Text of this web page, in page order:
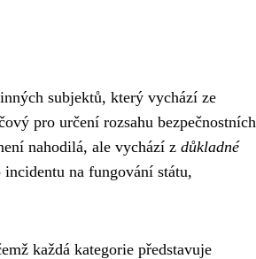
subjektů, který vychází ze
pro určení rozsahu bezpečnostních
nahodilá, ale vychází z důkladné
na fungování státu,
každá kategorie představuje